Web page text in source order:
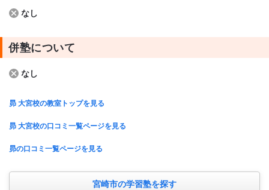
なし
併塾について
なし
昴 大宮校の教室トップを見る
昴 大宮校の口コミ一覧ページを見る
昴の口コミ一覧ページを見る
宮崎市の学習塾を探す